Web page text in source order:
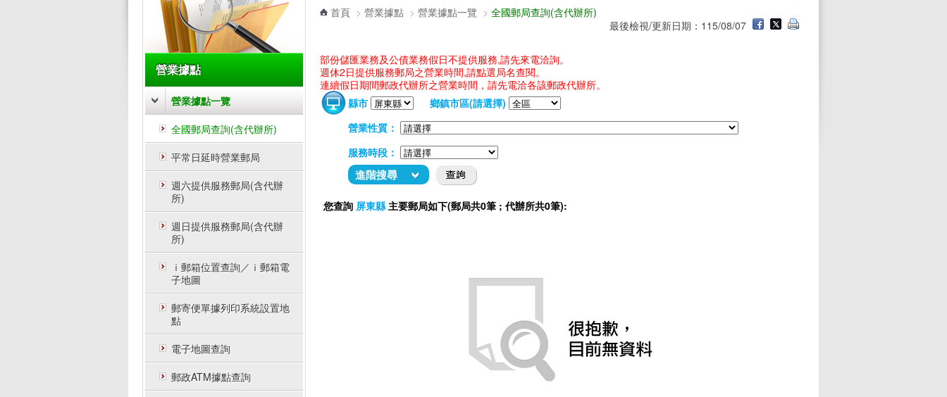
營業據點
營業據點一覽
全國郵局查詢(含代辦所)
平常日延時營業郵局
週六提供服務郵局(含代辦
所)
週日提供服務郵局(含代辦
所)
ｉ郵箱位置查詢／ｉ郵箱電
子地圖
郵寄便單據列印系統設置地
點
電子地圖查詢
郵政ATM據點查詢
首頁 > 營業據點 > 營業據點一覽 > 全國郵局查詢(含代辦所)
最後檢視/更新日期：115/08/07
部份儲匯業務及公債業務假日不提供服務,請先來電洽詢。
週休2日提供服務郵局之營業時間,請點選局名查閱。
連續假日期間郵政代辦所之營業時間，請先電洽各該郵政代辦所。
縣市
鄉鎮市區(請選擇)
營業性質：
服務時段：
進階搜尋
您查詢 屏東縣 主要郵局如下(郵局共0筆 ; 代辦所共0筆):